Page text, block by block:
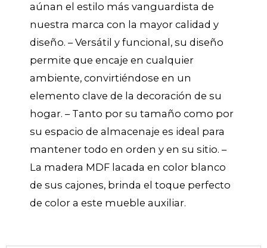
aúnan el estilo más vanguardista de
nuestra marca con la mayor calidad y
diseño. – Versátil y funcional, su diseño
permite que encaje en cualquier
ambiente, convirtiéndose en un
elemento clave de la decoración de su
hogar. – Tanto por su tamaño como por
su espacio de almacenaje es ideal para
mantener todo en orden y en su sitio. –
La madera MDF lacada en color blanco
de sus cajones, brinda el toque perfecto
de color a este mueble auxiliar.